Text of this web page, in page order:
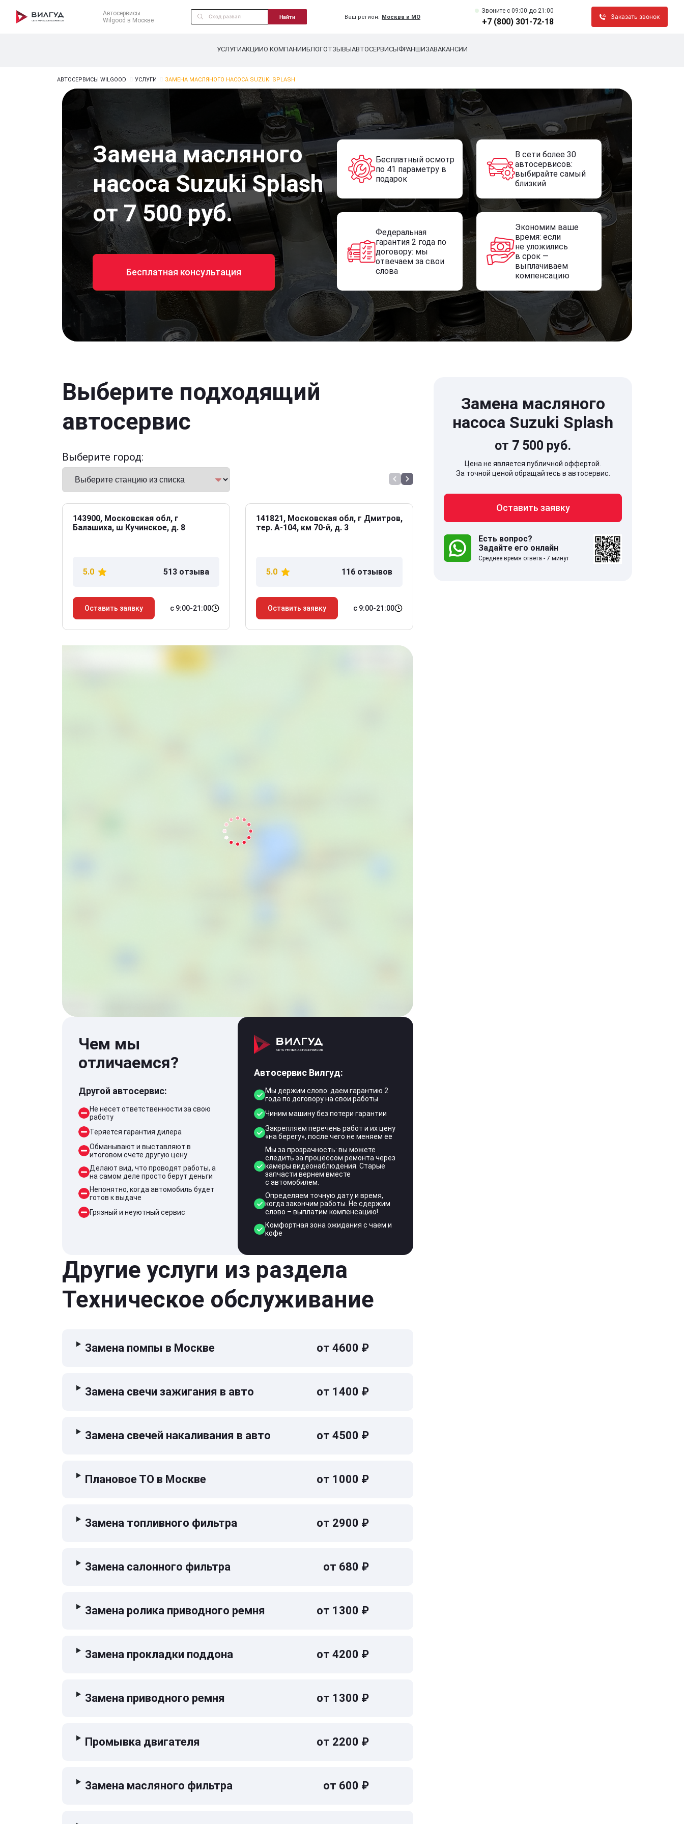
Автосервисы
Wilgood в Москве
Найти Ваш регион: Москва и МО
Звоните c 09:00 до 21:00
+7 (800) 301-72-18
Заказать звонок
УСЛУГИАКЦИИО КОМПАНИИБЛОГОТЗЫВЫАВТОСЕРВИСЫФРАНШИЗАВАКАНСИИ
АВТОСЕРВИСЫ WILGOOD УСЛУГИ ЗАМЕНА МАСЛЯНОГО НАСОСА SUZUKI SPLASH
Замена масляного
насоса Suzuki Splash
от 7 500 руб.
Бесплатная консультация
Бесплатный осмотр
по 41 параметру в
подарок
В сети более 30
автосервисов:
выбирайте самый
близкий
Федеральная
гарантия 2 года по
договору: мы
отвечаем за свои
слова
Экономим ваше
время: если
не уложились
в срок —
выплачиваем
компенсацию
Выберите подходящий
автосервис
Выберите город:
143900, Московская обл, г
Балашиха, ш Кучинское, д. 8
5.0 513 отзыва
Оставить заявку с 9:00-21:00
141821, Московская обл, г Дмитров,
тер. А-104, км 70-й, д. 3
5.0 116 отзывов
Оставить заявку с 9:00-21:00
141707, Московская обл,
дом 5
Чем мы
отличаемся?
Другой автосервис:
Не несет ответственности за свою
работу
Теряется гарантия дилера
Обманывают и выставляют в
итоговом счете другую цену
Делают вид, что проводят работы, а
на самом деле просто берут деньги
Непонятно, когда автомобиль будет
готов к выдаче
Грязный и неуютный сервис
Автосервис Вилгуд:
Мы держим слово: даем гарантию 2
года по договору на свои работы
Чиним машину без потери гарантии
Закрепляем перечень работ и их цену
«на берегу», после чего не меняем ее
Мы за прозрачность: вы можете
следить за процессом ремонта через
камеры видеонаблюдения. Старые
запчасти вернем вместе
с автомобилем.
Определяем точную дату и время,
когда закончим работы. Не сдержим
слово – выплатим компенсацию!
Комфортная зона ожидания с чаем и
кофе
Другие услуги из раздела
Техническое обслуживание
Замена помпы в Москве от 4600 ₽
Замена свечи зажигания в авто от 1400 ₽
Замена свечей накаливания в авто от 4500 ₽
Плановое ТО в Москве от 1000 ₽
Замена топливного фильтра от 2900 ₽
Замена салонного фильтра от 680 ₽
Замена ролика приводного ремня от 1300 ₽
Замена прокладки поддона от 4200 ₽
Замена приводного ремня от 1300 ₽
Промывка двигателя от 2200 ₽
Замена масляного фильтра от 600 ₽
Замена масляного
насоса Suzuki Splash
от 7 500 руб.
Цена не является публичной оффертой.
За точной ценой обращайтесь в автосервис.
Оставить заявку
Есть вопрос?
Задайте его онлайн
Среднее время ответа - 7 минут